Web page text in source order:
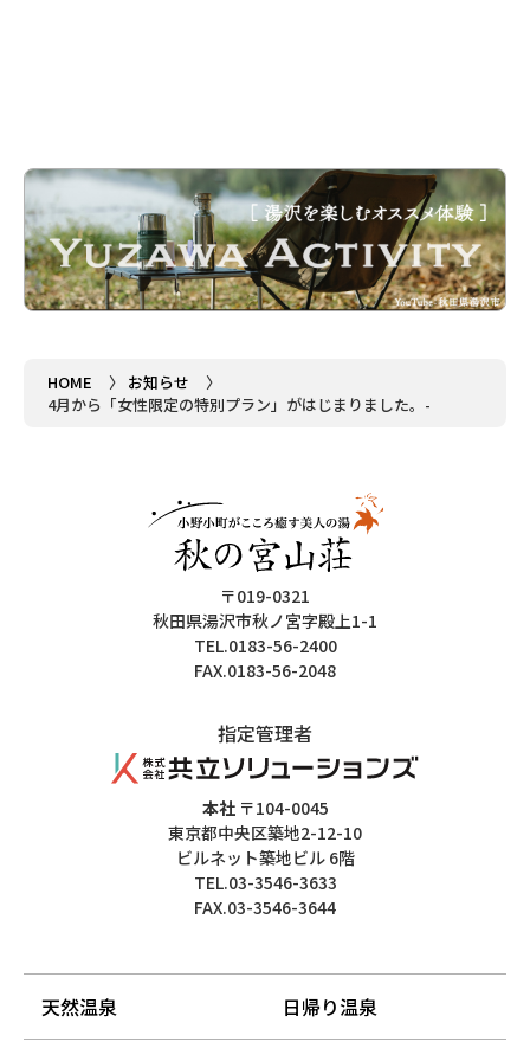
HOME
お知らせ
4月から「女性限定の特別プラン」がはじまりました。-
〒019-0321
秋田県湯沢市秋ノ宮字殿上1-1
TEL.0183-56-2400
FAX.0183-56-2048
指定管理者
本社〒104-0045
東京都中央区築地2-12-10
ビルネット築地ビル 6階
TEL.03-3546-3633
FAX.03-3546-3644
天然温泉 日帰り温泉